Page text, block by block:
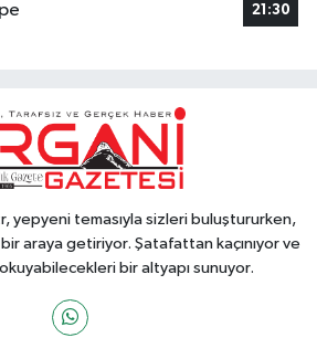
21:30
yepyeni temasıyla sizleri buluştururken,
araya getiriyor. Şatafattan kaçınıyor ve
bir altyapı sunuyor.